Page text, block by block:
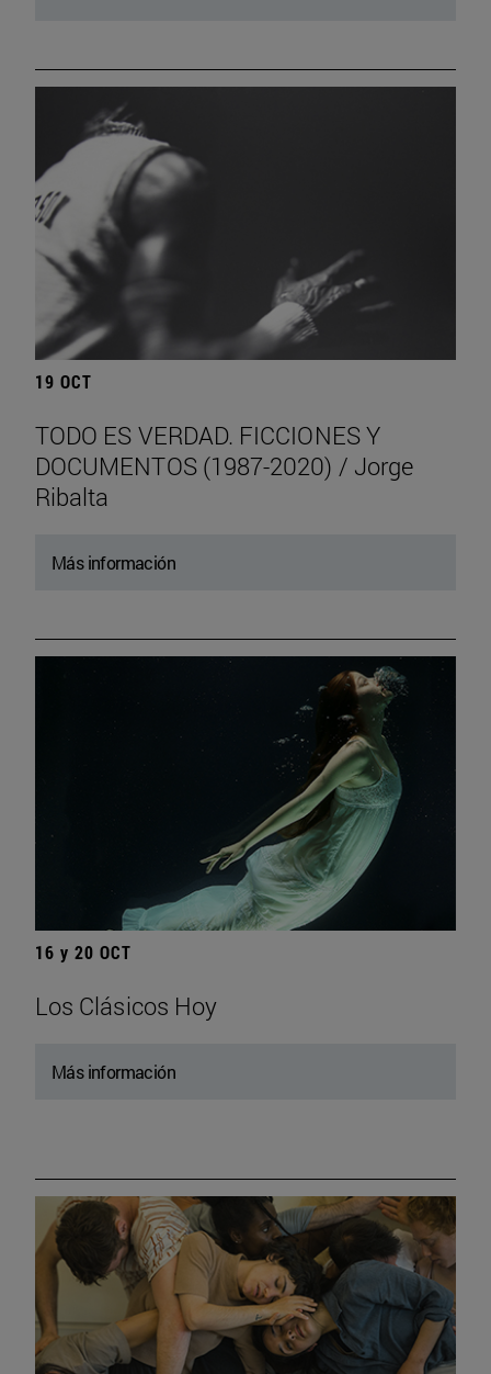
19 OCT
TODO ES VERDAD. FICCIONES Y
DOCUMENTOS (1987-2020) / Jorge
Ribalta
Más información
16 y 20 OCT
Los Clásicos Hoy
Más información